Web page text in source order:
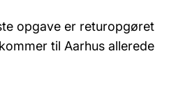
opgave er returopgøret
til Aarhus allerede